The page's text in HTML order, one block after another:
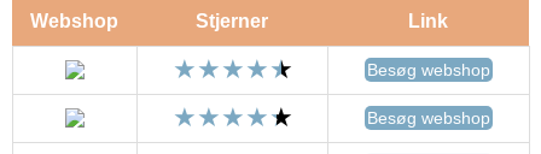
Webshop Stjerner Link
Besøg webshop
Besøg webshop